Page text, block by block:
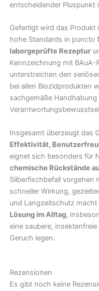
entscheidender Pluspunkt
Gefertigt wird das Produkt
hohe Standards in puncto
laborgeprüfte Rezeptur
Kennzeichnung mit BAuA-
unterstreichen den
bei allen Biozidprodukten
sachgemäße
Insgesamt überzeugt das
Effektivität,
eignet sich besonders für
chemische Rückstände
Silberfischbefall vorgehen
schneller Wirkung,
und Langzeitschutz macht
Lösung im Alltag,
eine saubere,
Geruch legen.
Rezensionen
Es gibt noch keine